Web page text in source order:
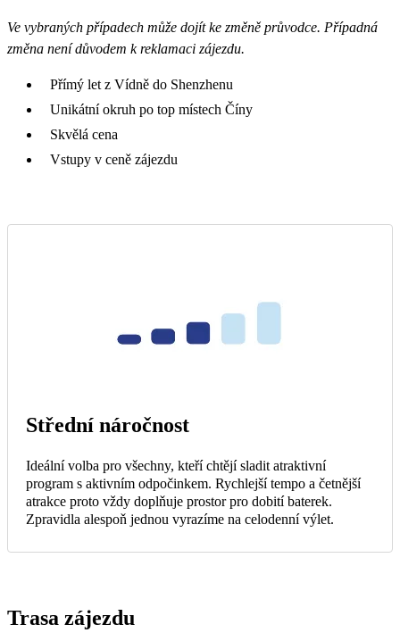
Ve vybraných případech může dojít ke změně průvodce. Případná
změna není důvodem k reklamaci zájezdu.
Přímý let z Vídně do Shenzhenu
Unikátní okruh po top místech Číny
Skvělá cena
Vstupy v ceně zájezdu
Střední náročnost
Ideální volba pro všechny, kteří chtějí sladit atraktivní
program s aktivním odpočinkem. Rychlejší tempo a četnější
atrakce proto vždy doplňuje prostor pro dobití baterek.
Zpravidla alespoň jednou vyrazíme na celodenní výlet.
Trasa zájezdu